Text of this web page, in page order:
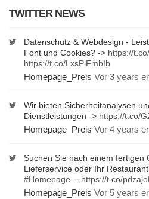
TWITTER NEWS
Datenschutz & Webdesign -
Font und Cookies? -> https://
https://t.co/LxsPiFmbIb
Homepage_Preis Vor 3 years
Wir bieten Sicherheitanalysen
Dienstleistungen -> https://t.co/
Homepage_Preis Vor 4 years
Suchen Sie nach einem fertigen
Lieferservice oder Ihr
#Homepage… https://t.co/
Homepage_Preis Vor 5 years